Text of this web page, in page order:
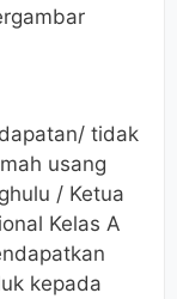
tidak
usang
/ Ketua
Kelas A
kepada